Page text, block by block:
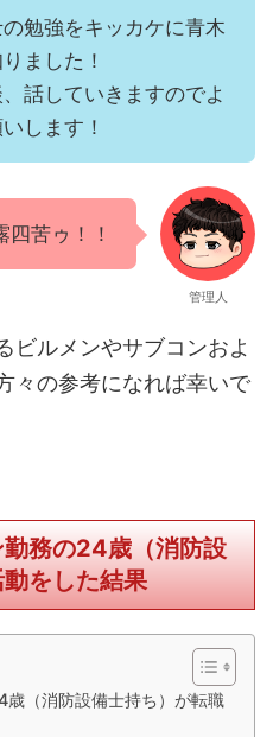
勉強をキッカケに青木
ました！
話していきますのでよ
します！
四苦ゥ！！
管理人
ビルメンやサブコンおよ
々の参考になれば幸いで
勤務の24歳（消防設
をした結果
歳（消防設備士持ち）が転職